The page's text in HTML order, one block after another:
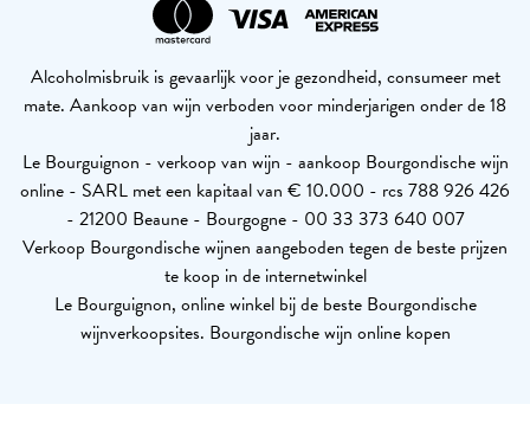
Alcoholmisbruik is gevaarlijk voor je gezondheid, consumeer met
mate. Aankoop van wijn verboden voor minderjarigen onder de 18
jaar.
Le Bourguignon - verkoop van wijn - aankoop Bourgondische wijn
online - SARL met een kapitaal van € 10.000 - rcs 788 926 426
- 21200 Beaune - Bourgogne - 00 33 373 640 007
Verkoop Bourgondische wijnen aangeboden tegen de beste prijzen
te koop in de internetwinkel
Le Bourguignon, online winkel bij de beste Bourgondische
wijnverkoopsites. Bourgondische wijn online kopen